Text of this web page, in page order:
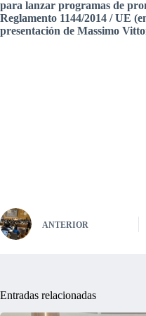
para lanzar programas de
Reglamento 1144/2014 / UE
presentación de Massimo
ANTERIOR
Entradas relacionadas